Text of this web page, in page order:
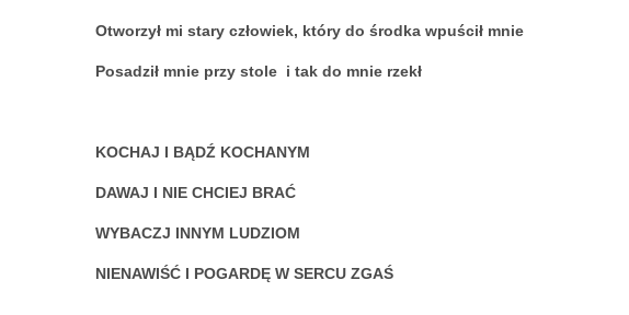
Otworzył mi stary człowiek, który do środka wpuścił mnie
Posadził mnie przy stole i tak do mnie rzekł
KOCHAJ I BĄDŹ KOCHANYM
DAWAJ I NIE CHCIEJ BRAĆ
WYBACZJ INNYM LUDZIOM
NIENAWIŚĆ I POGARDĘ W SERCU ZGAŚ